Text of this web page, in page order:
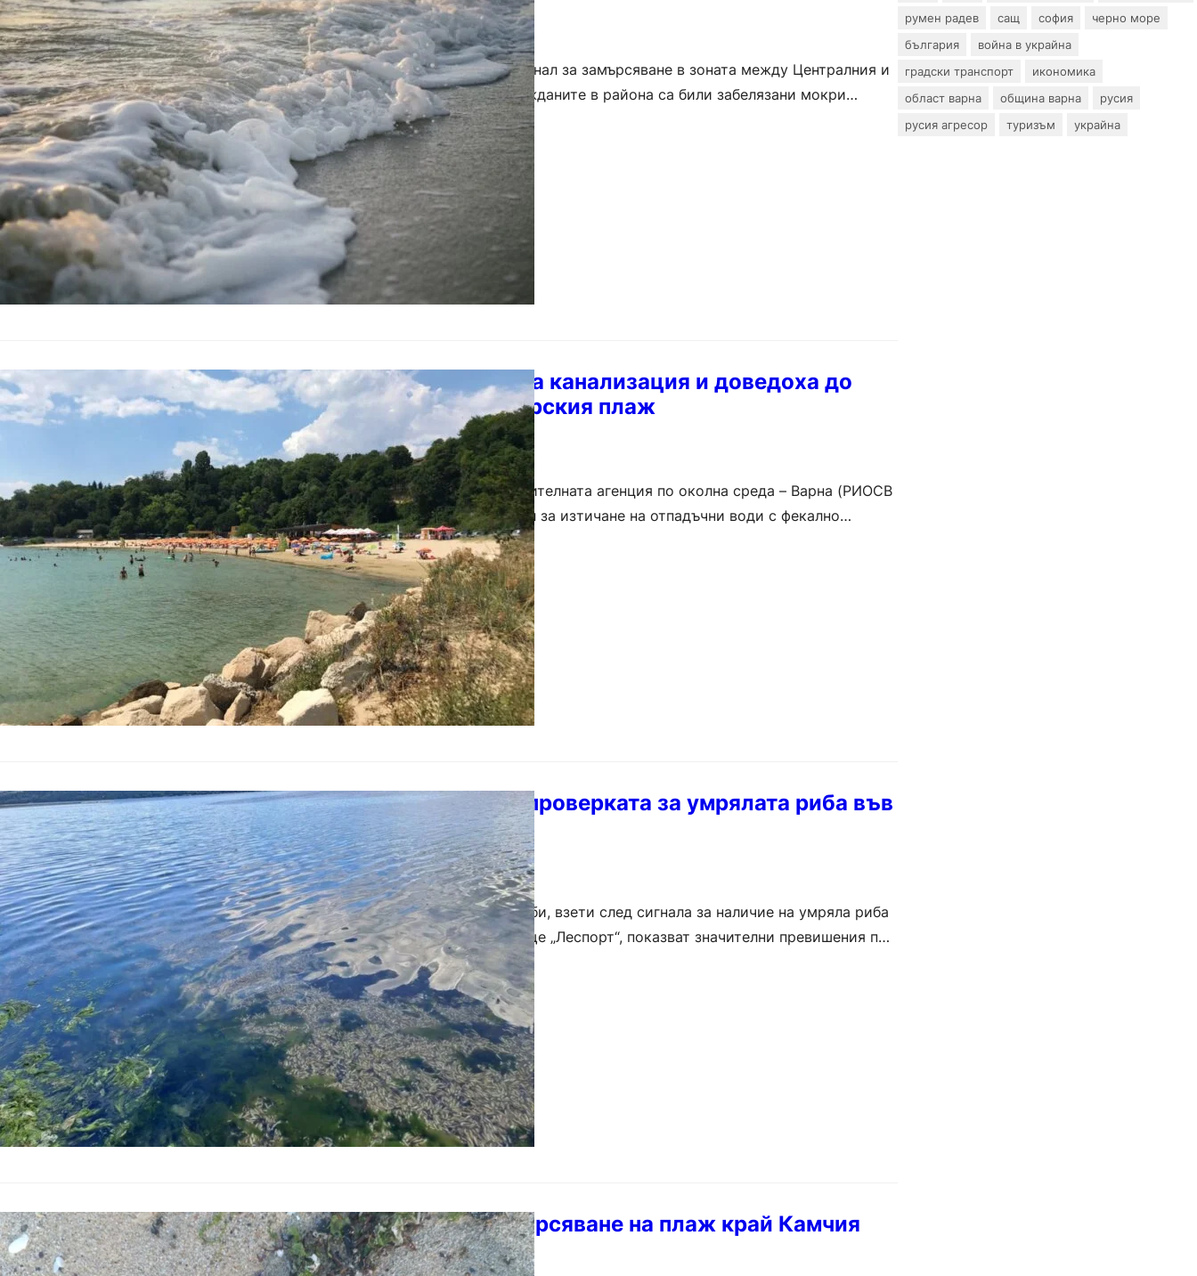
България–13.07.2026
Екоинспекцията във Варна провери сигнал за замърсяване в зоната между Централния и
Южния плаж. По информацията на гражданите в района са били забелязани мокри
кърпички, тоалетна хартия, превръзки и следи…
Мокри кърпички запушиха канализация и доведоха до
замърсяване край Офицерския плаж
България–07.07.2026
Регионалната лаборатория към Изпълнителната агенция по околна среда – Варна (РИОСВ
– Варна) извърши проверка след сигнал за изтичане на отпадъчни води с фекално
съдържание към Шокъровия канал. Сигналът е…
Излязоха резултатите от проверката за умрялата риба във
Варненското езеро
България–23.06.2026
Резултатите от анализа на водните проби, взети след сигнала за наличие на умряла риба
във Варненското езеро край пристанище „Леспорт“, показват значителни превишения при
показателите азот амониев и общ фосфор….
Проверяват нефтено замърсяване на плаж край Камчия
България–20.06.2026
румен радев
сащ софия
черно море
българия
война в украйна
градски транспорт
икономика
област варна
община варна
русия
русия агресор
туризъм украйна